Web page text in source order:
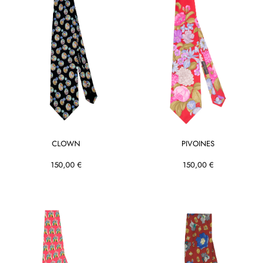
CLOWN
150,00 €
PIVOINES
150,00 €